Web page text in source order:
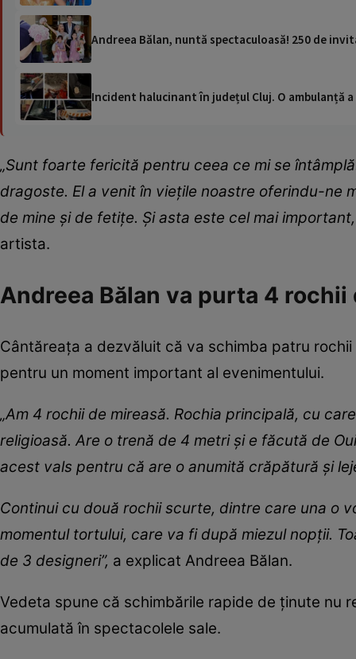
Andreea Bălan, nuntă spectaculoasă! 250 de
Incident halucinant în județul Cluj. O ambulanță
„Sunt foarte fericită pentru ceea ce mi se
dragoste. El a venit în viețile noastre oferindu-ne
de mine și de fetițe. Și asta este cel mai
artista.
Andreea Bălan va purta 4 rochii
Cântăreața a dezvăluit că va schimba patru
pentru un moment important al evenimentului.
„Am 4 rochii de mireasă. Rochia principală, cu
religioasă. Are o trenă de 4 metri și e făcută de
acest vals pentru că are o anumită crăpătură și
Continui cu două rochii scurte, dintre care una o
momentul tortului, care va fi după miezul nopții.
de 3 designeri”, a explicat Andreea Bălan.
Vedeta spune că schimbările rapide de ținute nu
acumulată în spectacolele sale.